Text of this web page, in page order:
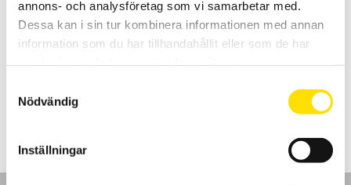
annons- och analysföretag som vi samarbetar med.
Dessa kan i sin tur kombinera informationen med annan
information som du har tillhandahållit eller som de har
Nödvändig
Inställningar
Scopix & CA922 – CA942 tillbehör för kommunikation
PC mjukvara SX-Metro för att kommunicera med Chauvin-Arnoux